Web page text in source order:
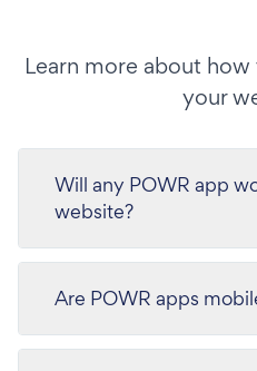
Learn more about
your
Will any POWR app
website?
Are POWR apps